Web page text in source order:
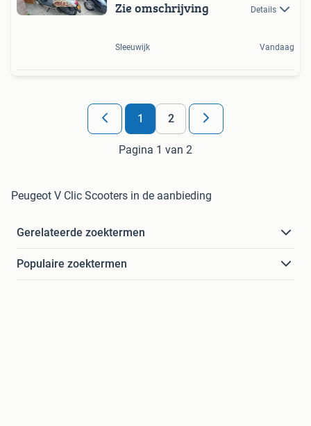
Zie omschrijving Details
Sleeuwijk Vandaag
1 2
Pagina 1 van 2
Peugeot V Clic Scooters in de aanbieding
Gerelateerde zoektermen
Populaire zoektermen